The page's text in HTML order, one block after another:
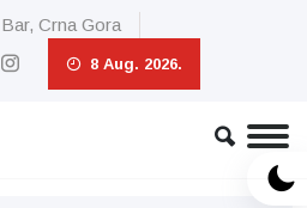
Bar, Crna Gora
8 Aug. 2026.